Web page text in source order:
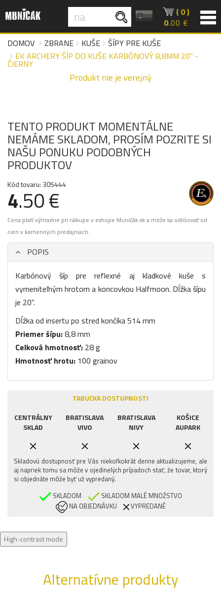
( 0 )
0.00 €
DOMOV
ZBRANE KUŠE
ŠÍPY PRE KUŠE
EK ARCHERY ŠÍP DO KUŠE KARBÓNOVÝ 8,8MM 20" -
ČIERNY
Produkt nie je verejný
TENTO PRODUKT MOMENTÁLNE
NEMÁME SKLADOM, PROSÍM POZRITE SI
NAŠU PONUKU PODOBNÝCH
PRODUKTOV
Kód tovaru: 305444
4.50 €
Cena platí výhradne pri nákupe v eshope Muničák.sk a môže sa odlišovať od
cien v kamenných predajniach.
POPIS
Karbónový šíp pre reflexné aj kladkové kuše s
vymeniteľným hrotom a koncovkou Halfmoon. Dĺžka šípu
je 20".
Dĺžka od insertu po stred končíka 514 mm
Priemer šípu:8,8 mm
Celková hmotnosť: 28 g
Hmotnosť hrotu: 100 grainov
TABUĽKA DOSTUPNOSTI
CENTRÁLNY
SKLAD
BRATISLAVA
VIVO
BRATISLAVA
NIVY
KOŠICE
AUPARK
Skladovú dostupnosť pre Vás niekoľkokrát denne aktualizujeme, ale
aj napriek tomu sa môže v ojedinelých prípadoch stať, že tovar, ktorý
si objednáte môže byť už vypredaný.
SKLADOM
SKLADOM MALÉ MNOŽSTVO
NA OBJEDNÁVKU
VYPREDANÉ
High-contrast mode
Alternatívne produkty